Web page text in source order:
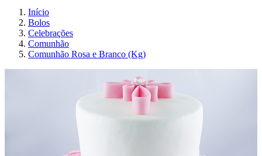
Início
Bolos
Celebrações
Comunhão
Comunhão Rosa e Branco (Kg)